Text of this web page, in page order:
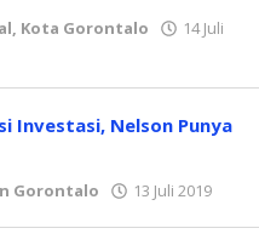
, Kota Gorontalo
14 Juli
Investasi, Nelson Punya
Gorontalo 13 Juli 2019